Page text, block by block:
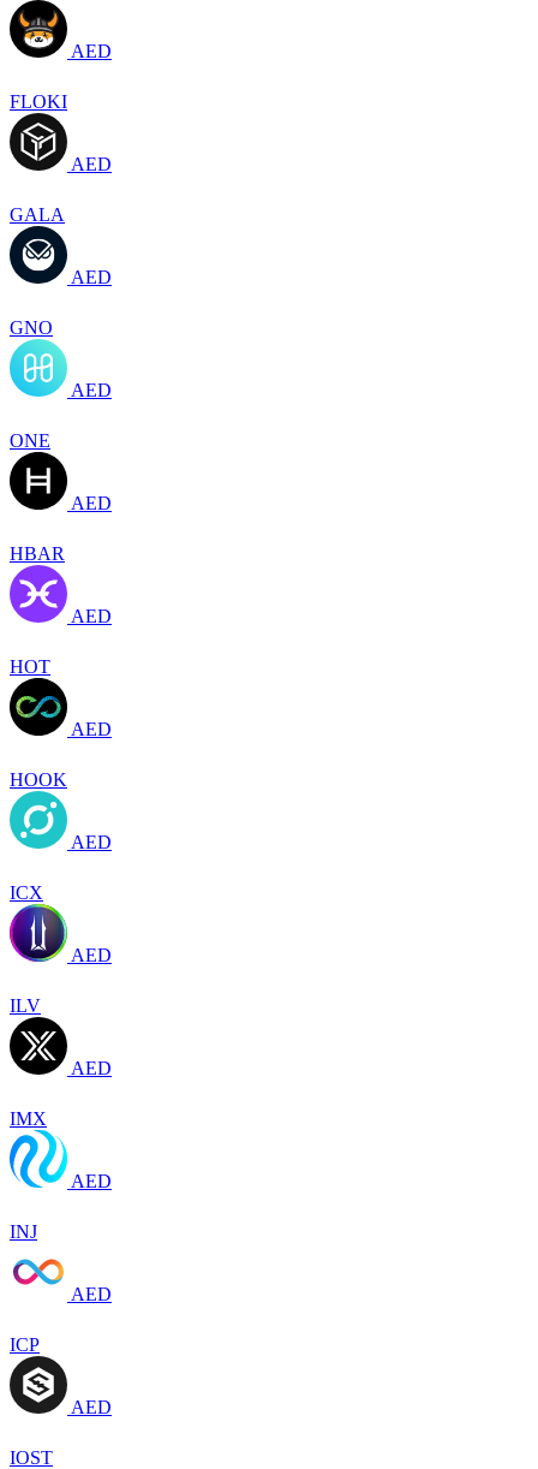
AED
FLOKI
AED
GALA
AED
GNO
AED
ONE
AED
HBAR
AED
HOT
AED
HOOK
AED
ICX
AED
ILV
AED
IMX
AED
INJ
AED
ICP
AED
IOST